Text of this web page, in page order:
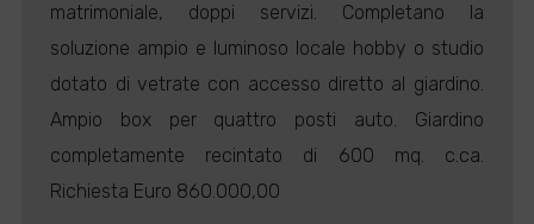
matrimoniale, doppi servizi. Completano la
soluzione ampio e luminoso locale hobby o studio
dotato di vetrate con accesso diretto al giardino.
Ampio box per quattro posti auto. Giardino
completamente recintato di 600 mq. c.ca.
Richiesta Euro 860.000,00